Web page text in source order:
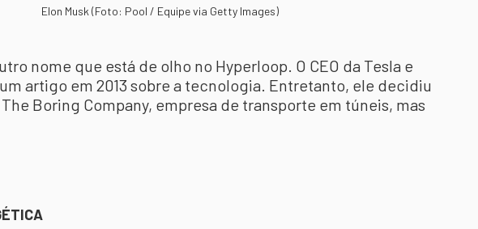
Elon Musk (Foto: Pool / Equipe via Getty Images)
nome que está de olho no Hyperloop. O CEO da Tesla e
artigo em 2013 sobre a tecnologia. Entretanto, ele decidiu
Boring Company, empresa de transporte em túneis, mas